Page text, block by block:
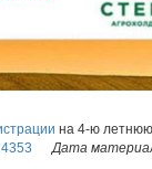
на 4-ю
Дата